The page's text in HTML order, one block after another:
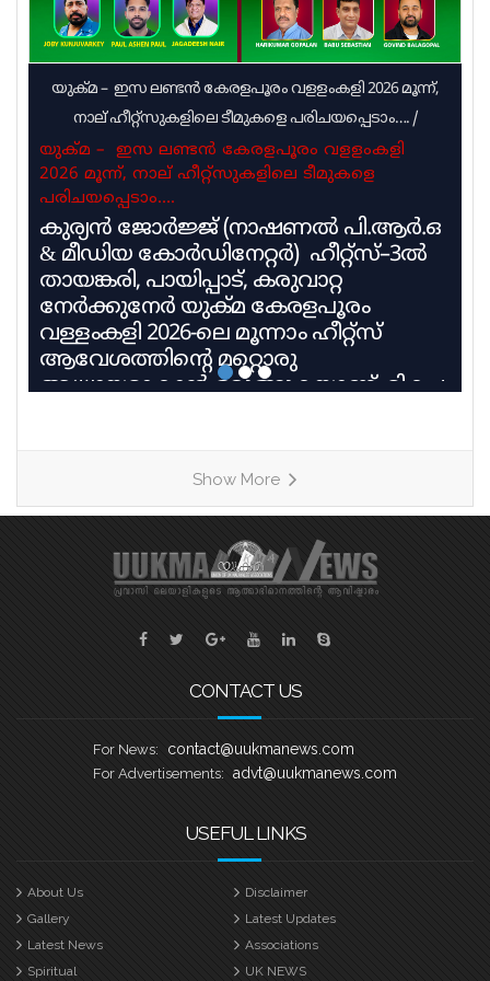
യുക്മ – ഇസ ലണ്ടൻ കേരളപൂരം വളളംകളി 2026 മൂന്ന്,
നാല് ഹീറ്റ്സുകളിലെ ടീമുകളെ പരിചയപ്പെടാം…. /
യുക്മ – ഇസ ലണ്ടൻ കേരളപൂരം വളളംകളി
2026 മൂന്ന്, നാല് ഹീറ്റ്സുകളിലെ ടീമുകളെ
പരിചയപ്പെടാം….
കുര്യൻ ജോർജ്ജ് (നാഷണൽ പി.ആർ.ഒ
& മീഡിയ കോർഡിനേറ്റർ) ഹീറ്റ്സ്–3ൽ
തായങ്കരി, പായിപ്പാട്, കരുവാറ്റ
നേർക്കുനേർ യുക്മ കേരളപൂരം
വള്ളംകളി 2026-ലെ മൂന്നാം ഹീറ്റ്സ്
ആവേശത്തിന്റെ മറ്റൊരു
അധ്യായമാകാൻ ഒരുങ്ങുകയാണ്. മികച്ച
എത്തുന്നത്. തായങ്കരി, പായിപ്പാട്,
കരുവാറ്റ എന്നീ ചരിത്രപ്രസിദ്ധമായ
ചുണ്ടൻവള്ളങ്ങളുടെ പേരിലാണ്
യുകെയിലെ പ്രമുഖ ബോട്ട് ക്ലബ്ബുകൾ
ശക്തി തെളിയിക്കാൻ എത്തുന്നത്.
ബാസറ്റ്ലോ
Show More
CONTACT US
For News: contact@uukmanews.com
For Advertisements: advt@uukmanews.com
USEFUL LINKS
About Us
Disclaimer
Gallery
Latest Updates
Latest News
Associations
Spiritual
UK NEWS